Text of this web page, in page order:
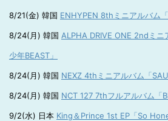
8/21(金) 韓国 ENHYPEN 8thミニアルバム「
8/24(月) 韓国 ALPHA DRIVE ONE 2ndミニ
少年BEAST」
8/24(月) 韓国 NEXZ 4thミニアルバム「
8/24(月) 韓国 NCT 127 7thフルアルバム「
9/2(水) 日本 King＆Prince 1st EP「So